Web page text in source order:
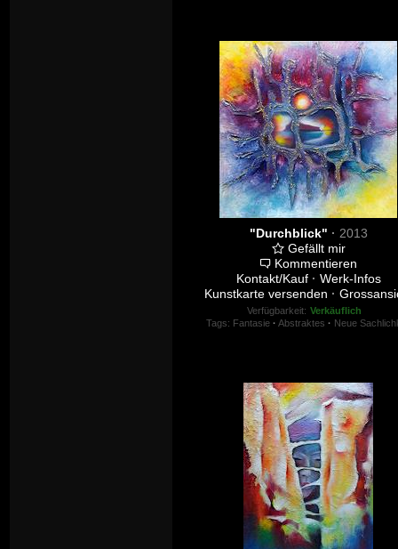
"Durchblick" · 2013
Gefällt mir
Kommentieren
Kontakt/Kauf · Werk-Infos
Kunstkarte versenden ·
Verfügbarkeit: Verkäuflich
Tags: Fantasie · Abstraktes · Neue